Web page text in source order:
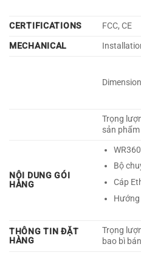
CERTIFICATIONS
FCC, CE
MECHANICAL
Dimension
Trọng
sản phẩm
NỘI DUNG GÓI
HÀNG
Bộ
Cáp
THÔNG TIN ĐẶT
HÀNG
Trọng
bao bì